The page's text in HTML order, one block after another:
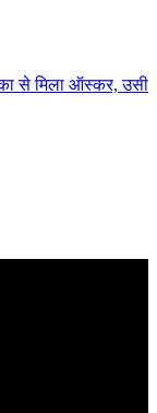
से मिला ऑस्कर, उसी